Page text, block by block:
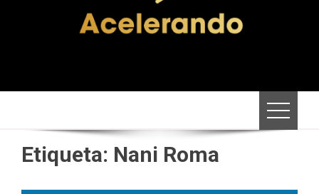
Etiqueta: Nani Roma